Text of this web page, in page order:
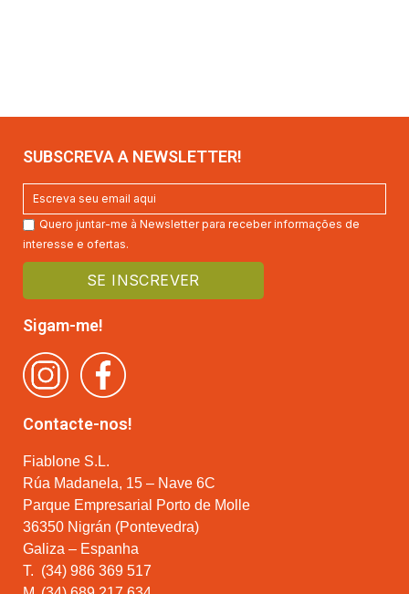
SUBSCREVA A NEWSLETTER!
Quero juntar-me à Newsletter para receber informações de
interesse e ofertas.
Sigam-me!
Contacte-nos!
Fiablone S.L.
Rúa Madanela, 15 – Nave 6C
Parque Empresarial Porto de Molle
36350 Nigrán (Pontevedra)
Galiza – Espanha
T. (34) 986 369 517